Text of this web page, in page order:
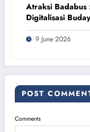
Atraksi Badabus
Digitalisasi
9 June 2026
POST
Comments